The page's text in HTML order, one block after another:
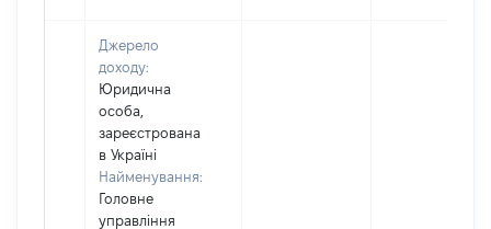
Джерело
доходу:
Юридична
особа,
зареєстрована
в Україні
Найменування:
Головне
управління